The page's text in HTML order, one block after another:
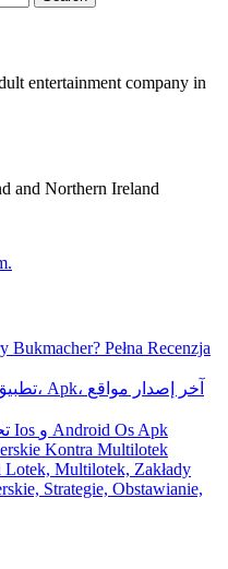
entertainment company in
and Northern Ireland
Pełna Recenzja
1xbet تحميل تطبيق مجاني على Ios و Android Os Apk
Kontra Multilotek
Multilotek, Zakłady
Strategie, Obstawianie,